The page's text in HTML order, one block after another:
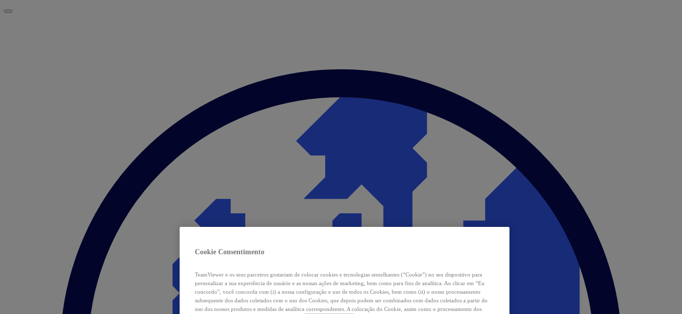
Cookie Consentimento
TeamViewer e os seus parceiros gostariam de colocar cookies e tecnologias semelhantes (“Cookie”) no seu dispositivo para
personalizar a sua experiência de usuário e as nossas ações de marketing, bem como para fins de analítica. Ao clicar em “Eu
concordo”, você concorda com (i) a nossa configuração e uso de todos os Cookies, bem como (ii) o nosso processamento
subsequente dos dados coletados com o uso dos Cookies, que depois podem ser combinados com dados coletados a partir do
uso dos nossos produtos e medidas de analítica correspondentes. A colocação do Cookie, assim como o processamento dos